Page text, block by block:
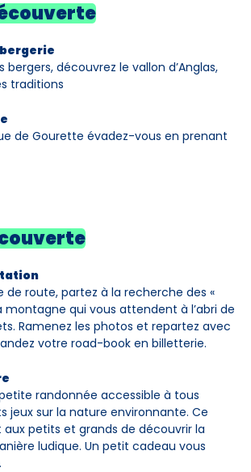
bergerie
bergers, découvrez le vallon d’Anglas,
traditions
de Gourette évadez-vous en prenant
de route, partez à la recherche des «
montagne qui vous attendent à l’abri de
Ramenez les photos et repartez avec
votre road-book en billetterie.
randonnée accessible à tous
jeux sur la nature environnante. Ce
petits et grands de découvrir la
ludique. Un petit cadeau vous